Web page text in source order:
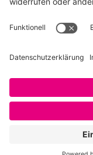
Cookie-Richtlinie